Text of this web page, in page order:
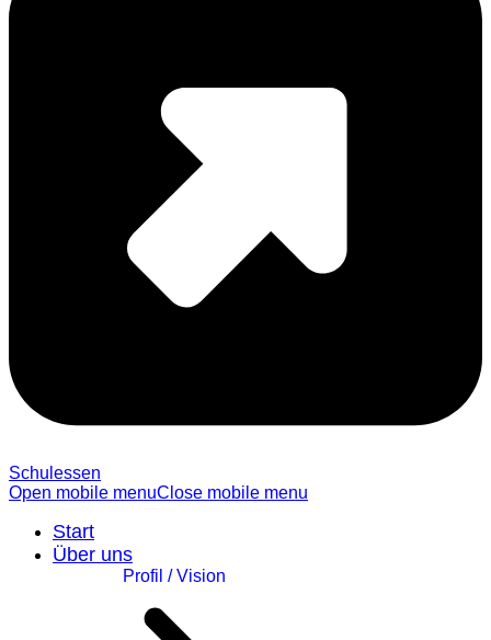
Schulessen
Open mobile menuClose mobile menu
Start
Über uns
Profil / Vision